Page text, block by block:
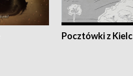
Pocztówki z Kielc